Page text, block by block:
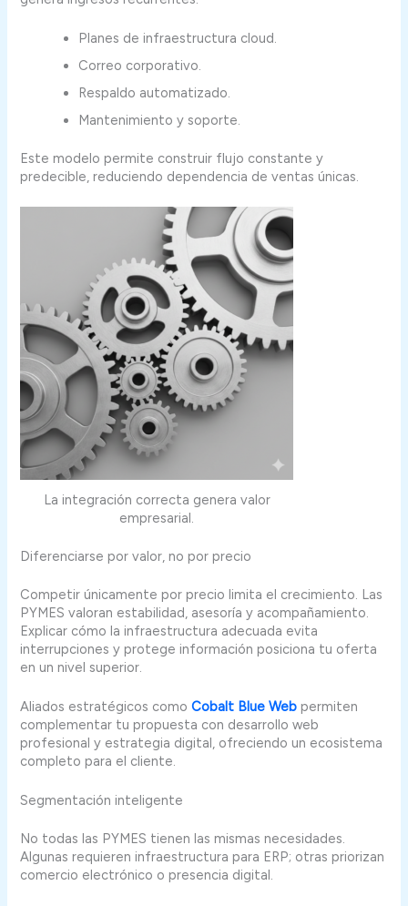
Planes de infraestructura cloud.
Correo corporativo.
Respaldo automatizado.
Mantenimiento y soporte.
Este modelo permite construir flujo constante y
predecible, reduciendo dependencia de ventas únicas.
La integración correcta genera valor
empresarial.
Diferenciarse por valor, no por precio
Competir únicamente por precio limita el crecimiento. Las
PYMES valoran estabilidad, asesoría y acompañamiento.
Explicar cómo la infraestructura adecuada evita
interrupciones y protege información posiciona tu oferta
en un nivel superior.
Aliados estratégicos comoCobalt Blue Web permiten
complementar tu propuesta con desarrollo web
profesional y estrategia digital, ofreciendo un ecosistema
completo para el cliente.
Segmentación inteligente
No todas las PYMES tienen las mismas necesidades.
Algunas requieren infraestructura para ERP; otras priorizan
comercio electrónico o presencia digital.